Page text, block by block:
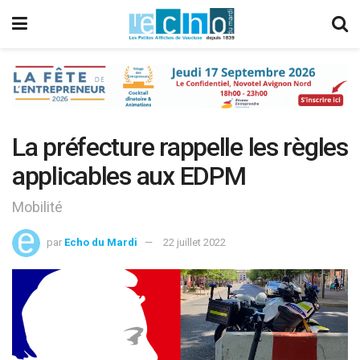
La préfecture rappelle les règles
applicables aux EDPM
Mobilité
par Echo du Mardi 22 juillet 2022